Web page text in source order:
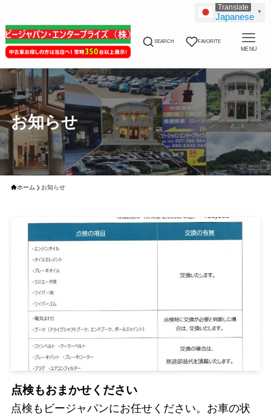
SEARCH FAVORITE
MENU
お知らせ
ホーム お知らせ
点検もおまかせください
点検もビージャパンにお任せください。お車の状
Japanese ▼